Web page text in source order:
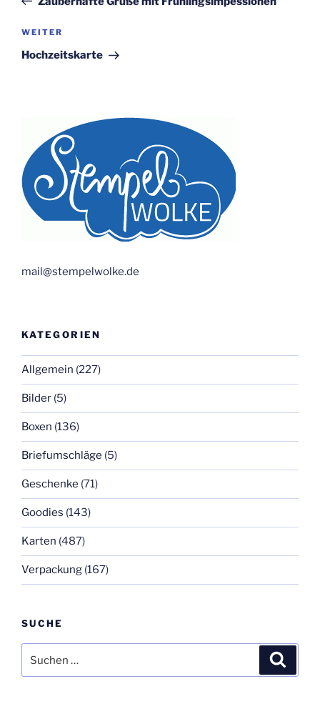
Nächster
Beitrag
WEITER
Hochzeitskarte
mail@stempelwolke.de
KATEGORIEN
Allgemein (227)
Bilder (5)
Boxen (136)
Briefumschläge (5)
Geschenke (71)
Goodies (143)
Karten (487)
Verpackung (167)
SUCHE
nach: